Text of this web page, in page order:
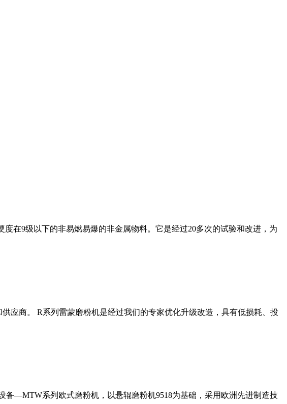
在9级以下的非易燃易爆的非金属物料。它是经过20多次的试验和改进，为
应商。 R系列雷蒙磨粉机是经过我们的专家优化升级改造，具有低损耗、投
—MTW系列欧式磨粉机，以悬辊磨粉机9518为基础，采用欧洲先进制造技